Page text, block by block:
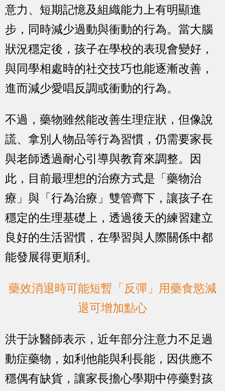
意力、短期記憶及組織能力上有明顯進
步，同時減少過動與衝動的行為。當大腦
狀況穩定後，孩子在學校的表現會變好，
與同學相處時的社交技巧也能逐漸改善，
進而減少愛唱反調或衝動的行為。
不過，藥物雖然能改善生理症狀，但像說
謊、拿別人物品等行為習慣，仍需要家長
與老師透過耐心引導與教育來調整。因
此，目前最理想的治療方式是「藥物治
療」與「行為治療」雙管齊下，讓孩子在
穩定的生理基礎上，透過後天的練習建立
良好的生活習慣，在學習與人際關係中都
能發展得更順利。
藥效消退時可能短暫「反彈」用藥食慾減
退可增加點心
洪于詠醫師表示，近年部分注意力不足過
動症藥物，如利他能與利長能，因供應不
穩偶有缺貨，讓家長擔心學期中停藥對孩